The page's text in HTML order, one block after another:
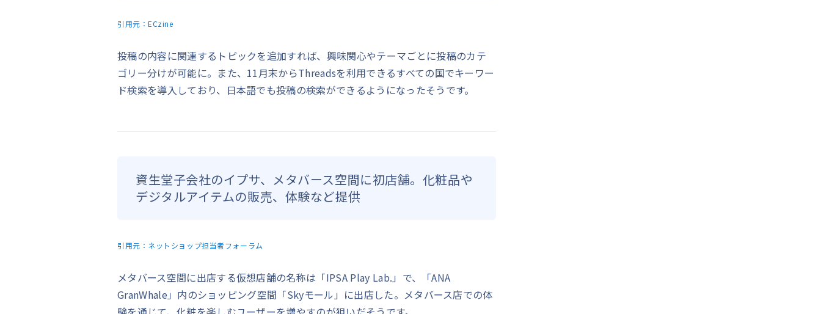
引用元：ECzine
投稿の内容に関連するトピックを追加すれば、興味関心やテーマごとに投稿のカテ
ゴリー分けが可能に。また、11月末からThreadsを利用できるすべての国でキーワー
ド検索を導入しており、日本語でも投稿の検索ができるようになったそうです。
資生堂子会社のイプサ、メタバース空間に初店舗。化粧品や
デジタルアイテムの販売、体験など提供
引用元： ネットショップ担当者フォーラム
メタバース空間に出店する仮想店舗の名称は「IPSA Play Lab.」で、「ANA
GranWhale」内のショッピング空間「Skyモール」に出店した。メタバース店での体